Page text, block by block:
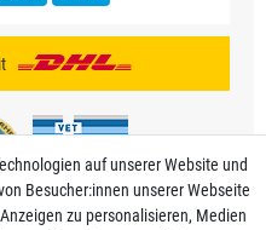
auf unserer Website und
Besucher:innen unserer Webseite
zu personalisieren, Medien